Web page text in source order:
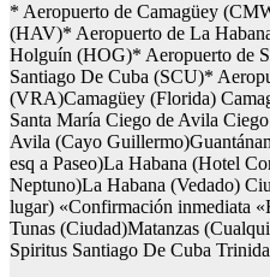
* Aeropuerto de Camagüey
(HAV)* Aeropuerto de La
Holguín (HOG)* Aeropuerto de
Santiago De Cuba (SCU)*
(VRA)Camagüey (Florida)
Santa María Ciego de Avila
Avila (Cayo
esq a Paseo)La Habana (Hotel
Neptuno)La Habana (Vedado)
lugar) «Confirmación inmediata
Tunas (Ciudad)Matanzas
Spiritus Santiago De Cuba